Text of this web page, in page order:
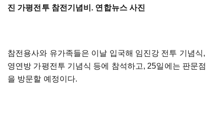
진 가평전투 참전기념비. 연합뉴스 사진
참전용사와 유가족들은 이날 입국해 임진강 전투 기념식,
영연방 가평전투 기념식 등에 참석하고, 25일에는 판문점
을 방문할 예정이다.